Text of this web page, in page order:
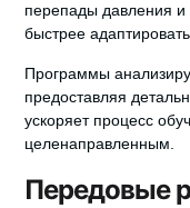
перепады давления
быстрее
Программы
предоставляя
ускоряет процесс
целенаправленным.
Передовые